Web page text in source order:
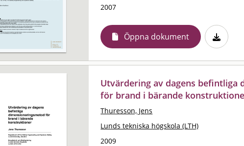
2007
Öppna dokument
Utvärdering av dagens befintliga
för brand i bärande
Thuresson, Jens
Lunds tekniska högskola (LTH)
2009